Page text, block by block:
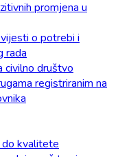
promjena u
o potrebi i
rada
civilno društvo
registriranim na
do kvalitete